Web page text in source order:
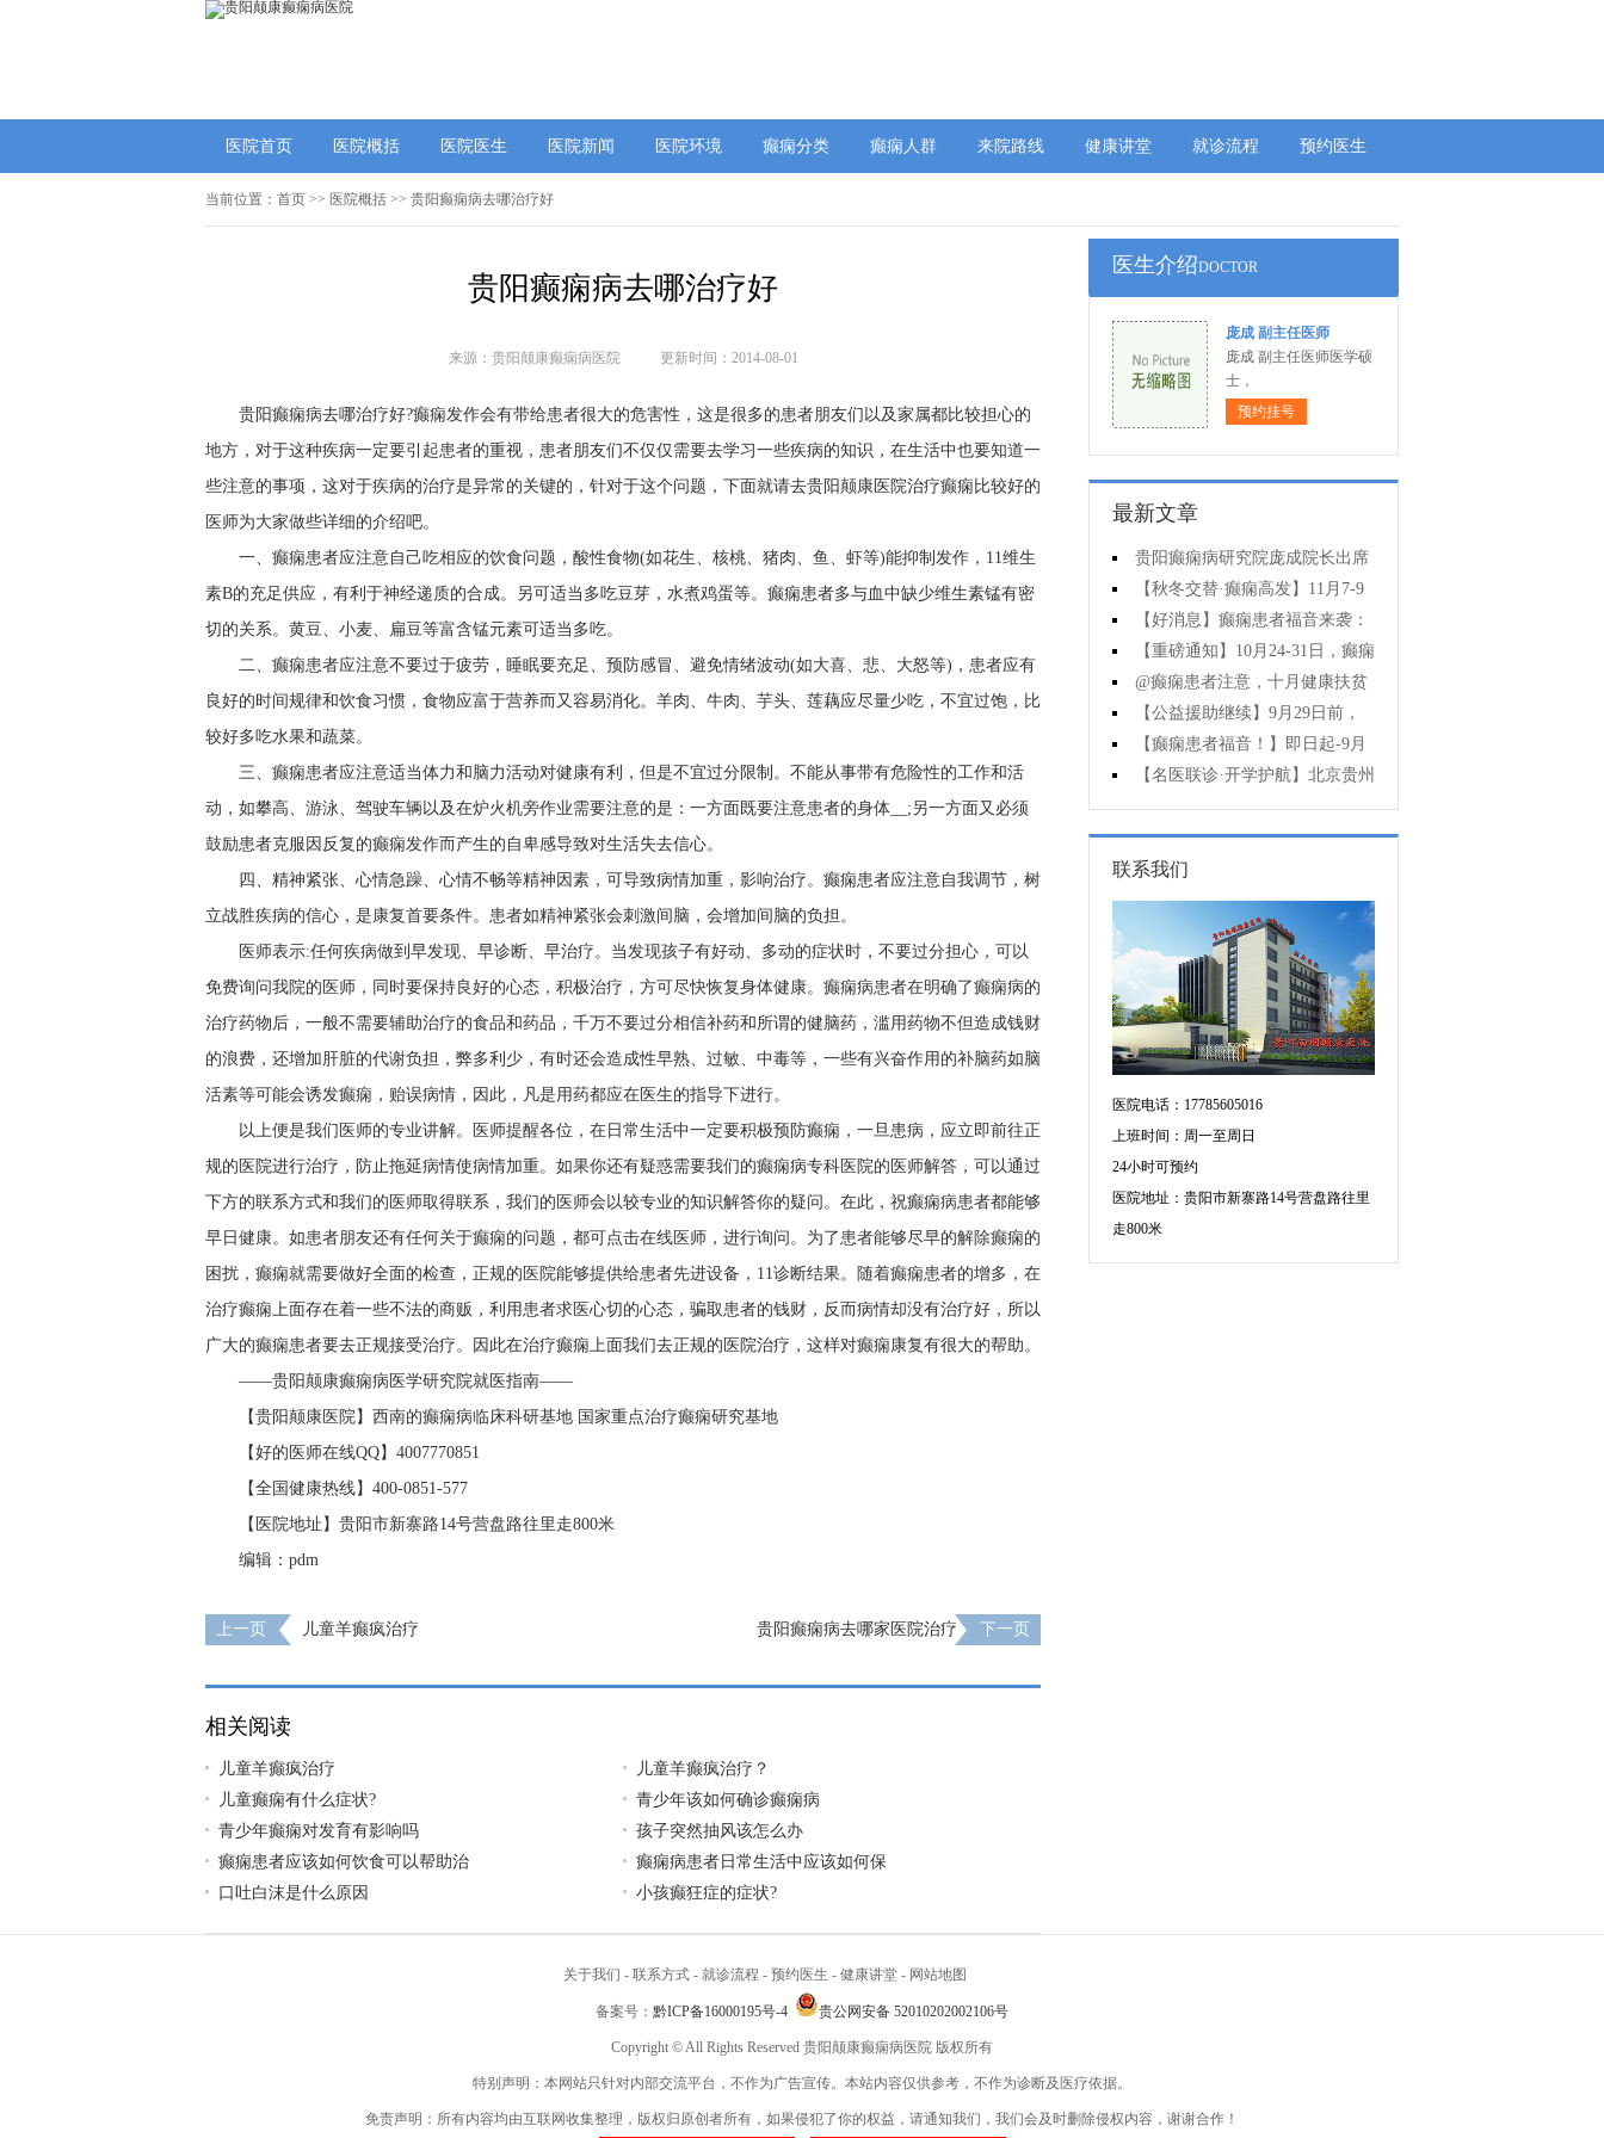
医院首页 医院概括 医院医生 医院新闻 医院环境 癫痫分类 癫痫人群 来院路线 健康讲堂 就诊流程 预约医生
当前位置： 首页 >> 医院概括 >> 贵阳癫痫病去哪治疗好
贵阳癫痫病去哪治疗好
来源：贵阳颠康癫痫病医院 更新时间：2014-08-01
贵阳癫痫病去哪治疗好?癫痫发作会有带给患者很大的危害性，这是很多的患者朋友们以及家属都比较担心的
地方，对于这种疾病一定要引起患者的重视，患者朋友们不仅仅需要去学习一些疾病的知识，在生活中也要知道一
些注意的事项，这对于疾病的治疗是异常的关键的，针对于这个问题，下面就请去贵阳颠康医院治疗癫痫比较好的
医师为大家做些详细的介绍吧。
一、癫痫患者应注意自己吃相应的饮食问题，酸性食物(如花生、核桃、猪肉、鱼、虾等)能抑制发作，11维生
素B的充足供应，有利于神经递质的合成。另可适当多吃豆芽，水煮鸡蛋等。癫痫患者多与血中缺少维生素锰有密
切的关系。黄豆、小麦、扁豆等富含锰元素可适当多吃。
二、癫痫患者应注意不要过于疲劳，睡眠要充足、预防感冒、避免情绪波动(如大喜、悲、大怒等)，患者应有
良好的时间规律和饮食习惯，食物应富于营养而又容易消化。羊肉、牛肉、芋头、莲藕应尽量少吃，不宜过饱，比
较好多吃水果和蔬菜。
三、癫痫患者应注意适当体力和脑力活动对健康有利，但是不宜过分限制。不能从事带有危险性的工作和活
动，如攀高、游泳、驾驶车辆以及在炉火机旁作业需要注意的是：一方面既要注意患者的身体__;另一方面又必须
鼓励患者克服因反复的癫痫发作而产生的自卑感导致对生活失去信心。
四、精神紧张、心情急躁、心情不畅等精神因素，可导致病情加重，影响治疗。癫痫患者应注意自我调节，树
立战胜疾病的信心，是康复首要条件。患者如精神紧张会刺激间脑，会增加间脑的负担。
医师表示:任何疾病做到早发现、早诊断、早治疗。当发现孩子有好动、多动的症状时，不要过分担心，可以
免费询问我院的医师，同时要保持良好的心态，积极治疗，方可尽快恢复身体健康。癫痫病患者在明确了癫痫病的
治疗药物后，一般不需要辅助治疗的食品和药品，千万不要过分相信补药和所谓的健脑药，滥用药物不但造成钱财
的浪费，还增加肝脏的代谢负担，弊多利少，有时还会造成性早熟、过敏、中毒等，一些有兴奋作用的补脑药如脑
活素等可能会诱发癫痫，贻误病情，因此，凡是用药都应在医生的指导下进行。
以上便是我们医师的专业讲解。医师提醒各位，在日常生活中一定要积极预防癫痫，一旦患病，应立即前往正
规的医院进行治疗，防止拖延病情使病情加重。如果你还有疑惑需要我们的癫痫病专科医院的医师解答，可以通过
下方的联系方式和我们的医师取得联系，我们的医师会以较专业的知识解答你的疑问。在此，祝癫痫病患者都能够
早日健康。如患者朋友还有任何关于癫痫的问题，都可点击在线医师，进行询问。为了患者能够尽早的解除癫痫的
困扰，癫痫就需要做好全面的检查，正规的医院能够提供给患者先进设备，11诊断结果。随着癫痫患者的增多，在
治疗癫痫上面存在着一些不法的商贩，利用患者求医心切的心态，骗取患者的钱财，反而病情却没有治疗好，所以
广大的癫痫患者要去正规接受治疗。因此在治疗癫痫上面我们去正规的医院治疗，这样对癫痫康复有很大的帮助。
——贵阳颠康癫痫病医学研究院就医指南——
【贵阳颠康医院】西南的癫痫病临床科研基地 国家重点治疗癫痫研究基地
【好的医师在线QQ】4007770851
【全国健康热线】400-0851-577
【医院地址】贵阳市新寨路14号营盘路往里走800米
编辑：pdm
上一页 儿童羊癫疯治疗 贵阳癫痫病去哪家医院治疗 下一页
相关阅读
儿童羊癫疯治疗
儿童羊癫疯治疗？
儿童癫痫有什么症状?
青少年该如何确诊癫痫病
青少年癫痫对发育有影响吗
孩子突然抽风该怎么办
癫痫患者应该如何饮食可以帮助治
癫痫病患者日常生活中应该如何保
口吐白沫是什么原因
小孩癫狂症的症状?
医生介绍DOCTOR
庞成 副主任医师
庞成 副主任医师医学硕
士，
预约挂号
最新文章
贵阳癫痫病研究院庞成院长出席
第十一届CAAE国际癫痫论坛暨协会
成立20周年庆典
【秋冬交替·癫痫高发】11月7-9
日，超难约的北京三甲名医，携手
贵州专家团共抗癫痫，速约！
【好消息】癫痫患者福音来袭：
万元救助+半价专项检查+京黔专家
免费亲诊，符合条件者速申请！
【重磅通知】10月24-31日，癫痫
病专项检查全额救助+京黔名医免费
亲诊+高达万元补贴，名额有限，速
@癫痫患者注意，十月健康扶贫
救助计划开启，专家免费亲诊+高达
万元治疗救助，速抢名额！
【公益援助继续】9月29日前，
癫痫名医免费亲诊+检查治疗大额援
助持续发放，速约！
【癫痫患者福音！】即日起-9月
15日，专项检查免费+北京三甲知名
专家空降贵阳亲诊，勿错过！
【名医联诊·开学护航】北京贵州
三甲癫痫名医公益亲诊+检查治疗大
额援助，速约！
联系我们
医院电话：17785605016
上班时间：周一至周日
24小时可预约
医院地址：贵阳市新寨路14号营盘路往里
走800米
关于我们 - 联系方式 - 就诊流程 - 预约医生 - 健康讲堂 - 网站地图
备案号： 黔ICP备16000195号-4 贵公网安备 52010202002106号
Copyright © All Rights Reserved 贵阳颠康癫痫病医院 版权所有
特别声明：本网站只针对内部交流平台，不作为广告宣传。本站内容仅供参考，不作为诊断及医疗依据。
免责声明：所有内容均由互联网收集整理，版权归原创者所有，如果侵犯了你的权益，请通知我们，我们会及时删除侵权内容，谢谢合作！